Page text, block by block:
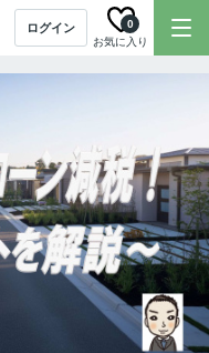
ログイン
お気に入り
0